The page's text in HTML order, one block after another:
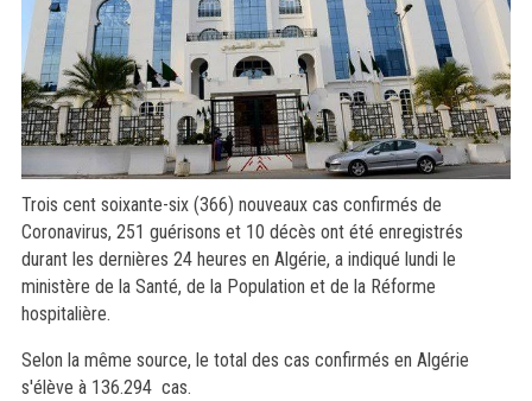
Trois cent soixante-six (366) nouveaux cas confirmés de
Coronavirus, 251 guérisons et 10 décès ont été enregistrés
durant les dernières 24 heures en Algérie, a indiqué lundi le
ministère de la Santé, de la Population et de la Réforme
hospitalière.
Selon la même source, le total des cas confirmés en Algérie
s'élève à 136.294 cas.